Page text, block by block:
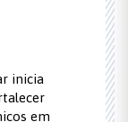
inicia
em